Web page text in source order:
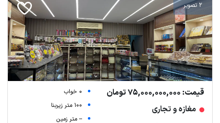
2 تصویر
قیمت: 75,000,000,000 تومان
مغازه و تجاری
0 خواب
100 متر زیربنا
-- متر زمین